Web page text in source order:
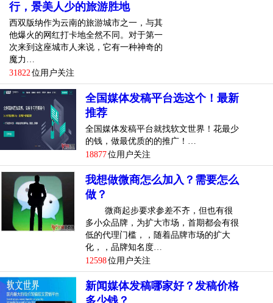
行，景美人少的旅游胜地
西双版纳作为云南的旅游城市之一，与其
他爆火的网红打卡地全然不同。对于第一
次来到这座城市人来说，它有一种神奇的
魔力…
31822位用户关注
全国媒体发稿平台选这个！最新
推荐
全国媒体发稿平台就找软文世界！花最少
的钱，做最优质的的推广！…
18877位用户关注
我想做微商怎么加入？需要怎么
做？
微商起步要求参差不齐，但也有很
多小众品牌，为扩大市场，首期都会有很
低的代理门槛，，随着品牌市场的扩大
化，，品牌知名度…
12598位用户关注
新闻媒体发稿哪家好？发稿价格